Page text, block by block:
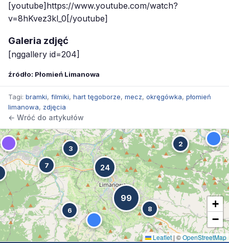
[youtube]https://www.youtube.com/watch?
v=8hKvez3kl_0[/youtube]
Galeria zdjęć
[nggallery id=204]
źródło: Płomień Limanowa
Tagi: bramki, filmiki, hart tęgoborze, mecz, okręgówka, płomień
limanowa, zdjęcia
← Wróć do artykułów
7
2
6 8
3
24
99
+
−
Leaflet | ©OpenStreetMap